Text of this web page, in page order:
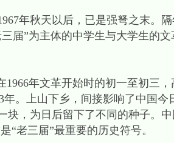
年秋天以后，已是强弩之末。隔
届”为主体的中学生与大学生的
年文革开始时的初一至初三，
年。上山下乡，间接影响了中国
块，为日后留下了不同的种子。
“老三届”最重要的历史符号。